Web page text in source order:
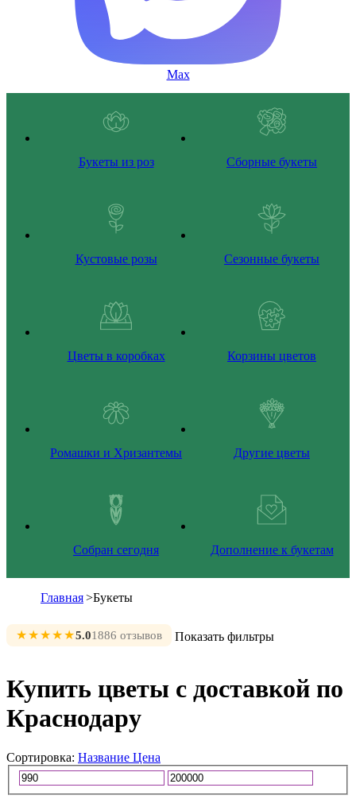
Max
Букеты из роз Сборные букеты
Кустовые розы Сезонные букеты
Цветы в коробках Корзины цветов
Ромашки и Хризантемы Другие цветы
Собран сегодня Дополнение к букетам
Главная>Букеты
★★★★★5.01886 отзывов Показать фильтры
Купить цветы с доставкой по
Краснодару
Сортировка: Название Цена